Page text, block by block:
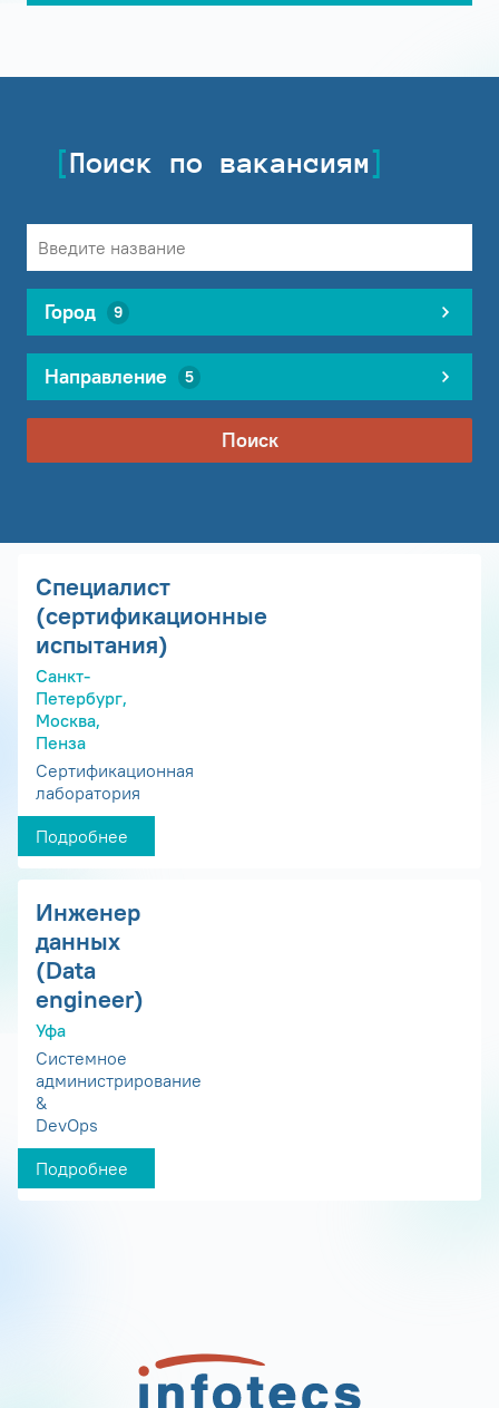
Поиск по вакансиям
Город 9
Направление 5
Поиск
Специалист
(сертификационные
испытания)
Санкт-
Петербург,
Москва,
Пенза
Сертификационная
лаборатория
Подробнее
Инженер
данных
(Data
engineer)
Уфа
Системное
администрирование
&
DevOps
Подробнее